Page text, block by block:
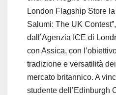
i
London Flagship Store
Salumi: The UK
dall’Agenzia ICE di
con Assica, con
tradizione e versatilità
mercato britannico. A
studente dell’Edinburgh